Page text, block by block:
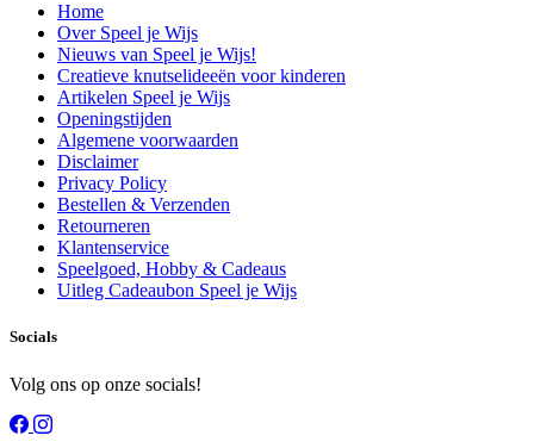
Home
Over Speel je Wijs
Nieuws van Speel je Wijs!
Creatieve knutselideeën voor kinderen
Artikelen Speel je Wijs
Openingstijden
Algemene voorwaarden
Disclaimer
Privacy Policy
Bestellen & Verzenden
Retourneren
Klantenservice
Speelgoed, Hobby & Cadeaus
Uitleg Cadeaubon Speel je Wijs
Socials
Volg ons op onze socials!